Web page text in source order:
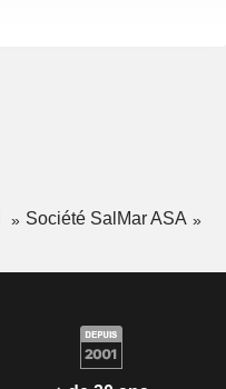
Société SalMar ASA